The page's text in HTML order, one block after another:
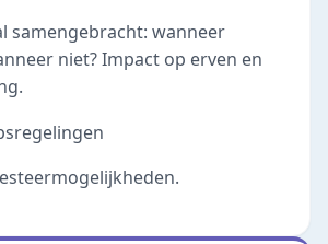
samengebracht: wanneer
niet? Impact op erven en